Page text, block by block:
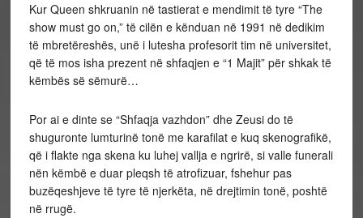
Kur Queen shkruanin në tastierat e mendimit të tyre “The
show must go on,” të cilën e kënduan në 1991 në dedikim
të mbretëreshës, unë i lutesha profesorit tim në universitet,
që të mos isha prezent në shfaqjen e “1 Majit” për shkak të
këmbës së sëmurë…
Por ai e dinte se “Shfaqja vazhdon” dhe Zeusi do të
shuguronte lumturinë tonë me karafilat e kuq skenografikë,
që i flakte nga skena ku luhej vallja e ngrirë, si valle funerali
nën këmbë e duar pleqsh të atrofizuar, fshehur pas
buzëqeshjeve të tyre të njerkëta, në drejtimin tonë, poshtë
në rrugë.